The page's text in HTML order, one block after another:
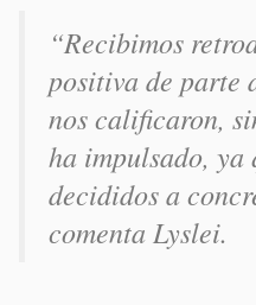
“Recibimos
positiva de parte
nos calificaron,
ha impulsado, ya
decididos a
comenta Lyslei.